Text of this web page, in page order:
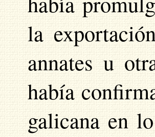
la
annates u
había
galicana en